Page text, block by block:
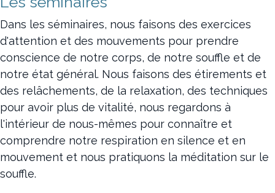
Dans les séminaires, nous faisons des exercices
d'attention et des mouvements pour prendre
conscience de notre corps, de notre souffle et de
notre état général. Nous faisons des étirements et
des relâchements, de la relaxation, des techniques
pour avoir plus de vitalité, nous regardons à
l'intérieur de nous-mêmes pour connaître et
comprendre notre respiration en silence et en
mouvement et nous pratiquons la méditation sur le
souffle.